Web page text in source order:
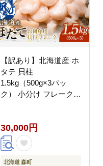
【訳あり】北海道産 ホ
タテ 貝柱
1.5kg（500g×3パッ
ク） 小分け フレーク
小分け 森町 ほたて 帆
立 ホタテ 海産物 魚貝
類 おつまみ 海鮮丼 魚
介類 貝柱 ふるさと納税
30,000円
北海道 森町